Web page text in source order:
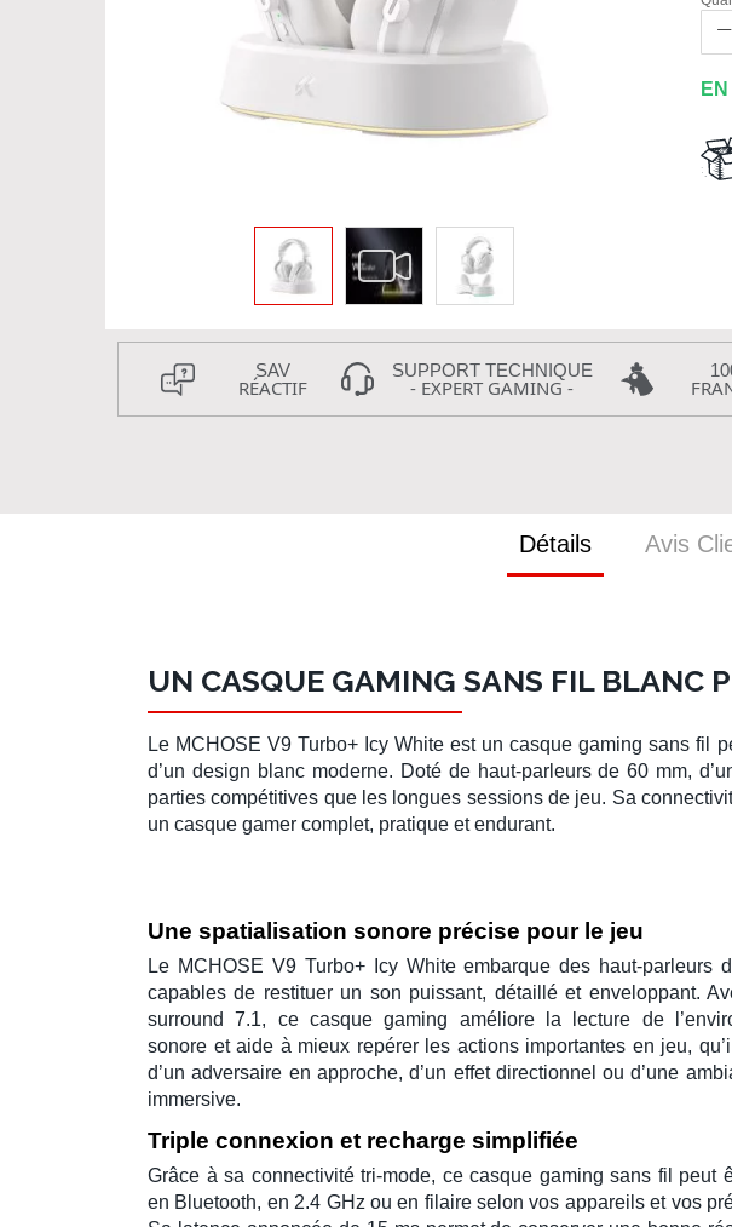
SAV
RÉACTIF
SUPPORT TECHNIQUE
- EXPERT GAMING -
Détails
UN CASQUE GAMING SANS FIL BLANC
Le MCHOSE V9 Turbo+ Icy White est uncasque gaming sans fil
d’un design blanc moderne. Doté de haut-parleurs de 60 mm,
parties compétitives que les longues sessions de jeu. Sa
un casque gamer complet, pratique et endurant.
Une spatialisation sonore précise pour le jeu
Le MCHOSE V9 Turbo+ Icy White embarque des haut-parleurs
capables de restituer un son puissant, détaillé et enveloppant.
surround 7.1, cecasque gaming améliore la lecture de
sonore et aide à mieux repérer les actions importantes en jeu,
d’un adversaire en approche, d’un effet directionnel ou d’une
immersive.
Triple connexion et recharge simplifiée
Grâce à sa connectivité tri-mode, ce casque gaming sans fil
peut
en Bluetooth, en 2.4 GHz ou en filaire selon vos appareils et vos
Avis